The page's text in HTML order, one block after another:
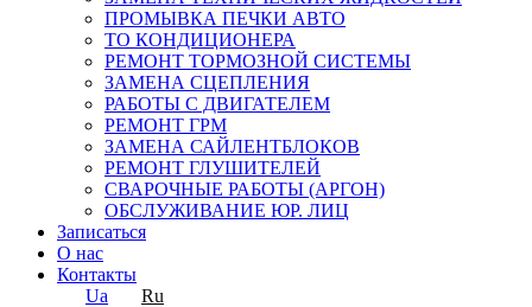
ПРОМЫВКА ПЕЧКИ АВТО
ТО КОНДИЦИОНЕРА
РЕМОНТ ТОРМОЗНОЙ СИСТЕМЫ
ЗАМЕНА СЦЕПЛЕНИЯ
РАБОТЫ С ДВИГАТЕЛЕМ
РЕМОНТ ГРМ
ЗАМЕНА САЙЛЕНТБЛОКОВ
РЕМОНТ ГЛУШИТЕЛЕЙ
СВАРОЧНЫЕ РАБОТЫ (АРГОН)
ОБСЛУЖИВАНИЕ ЮР. ЛИЦ
Записаться
О нас
Контакты
Ua
Ru